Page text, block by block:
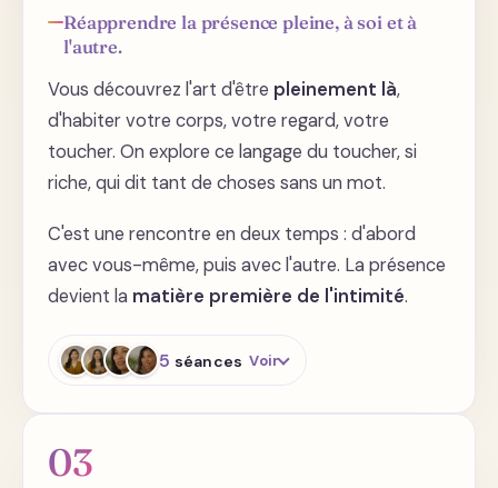
Réapprendre la présence pleine, à soi et à
l'autre.
Vous découvrez l'art d'être pleinement là,
d'habiter votre corps, votre regard, votre
toucher. On explore ce langage du toucher, si
riche, qui dit tant de choses sans un mot.
C'est une rencontre en deux temps : d'abord
avec vous-même, puis avec l'autre. La présence
devient la matière première de l'intimité.
5 séances Voir
03